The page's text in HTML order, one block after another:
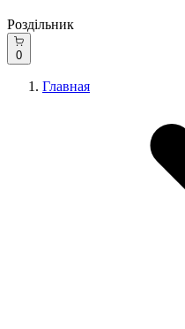
Роздільник
0
Главная